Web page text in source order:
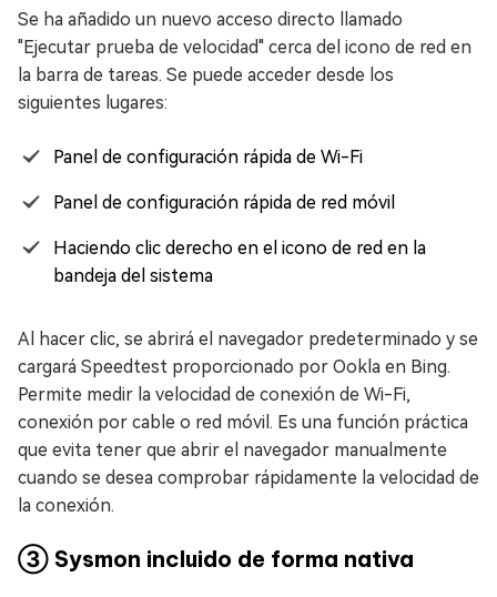
Se ha añadido un nuevo acceso directo llamado
"Ejecutar prueba de velocidad" cerca del icono de red en
la barra de tareas. Se puede acceder desde los
siguientes lugares:
Panel de configuración rápida de Wi-Fi
Panel de configuración rápida de red móvil
Haciendo clic derecho en el icono de red en la
bandeja del sistema
Al hacer clic, se abrirá el navegador predeterminado y se
cargará Speedtest proporcionado por Ookla en Bing.
Permite medir la velocidad de conexión de Wi-Fi,
conexión por cable o red móvil. Es una función práctica
que evita tener que abrir el navegador manualmente
cuando se desea comprobar rápidamente la velocidad de
la conexión.
③ Sysmon incluido de forma nativa